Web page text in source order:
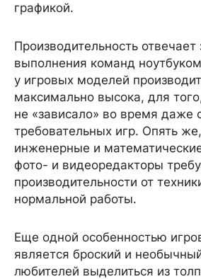
графикой.
Производительность отвечает
выполнения команд
у игровых моделей
максимально высока, для
не «зависало» во время даже
требовательных игр. Опять
инженерные и
фото- и видеоредакторы
производительности от
нормальной работы.
Еще одной особенностью
является броский и
любителей выделиться из